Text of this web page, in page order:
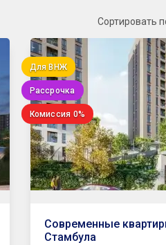
Сортировать
Для ВНЖ
Рассрочка
Комиссия 0%
Современные
Стамбула